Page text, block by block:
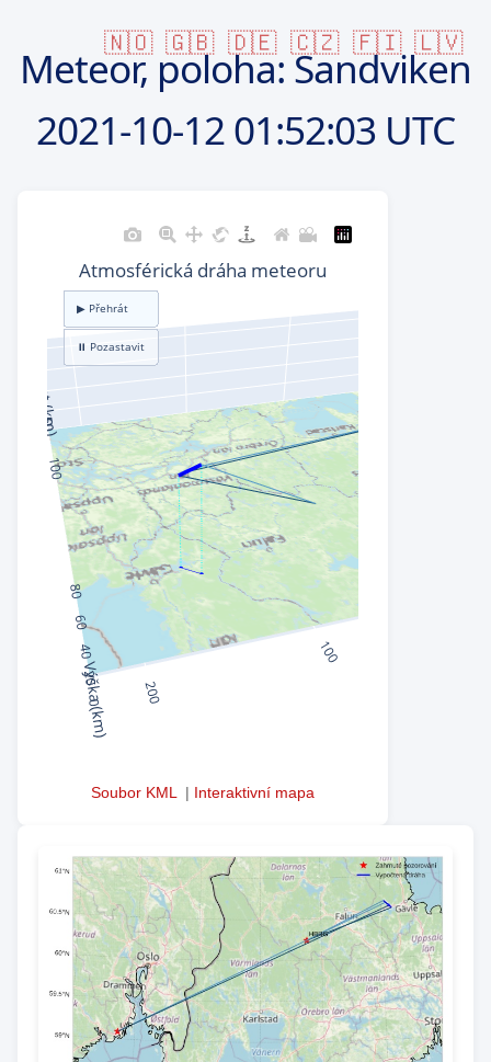
🇳🇴 🇬🇧 🇩🇪 🇨🇿 🇫🇮 🇱🇻
Meteor, poloha: Sandviken
2021-10-1201:52:03 UTC
Soubor KML | Interaktivní mapa